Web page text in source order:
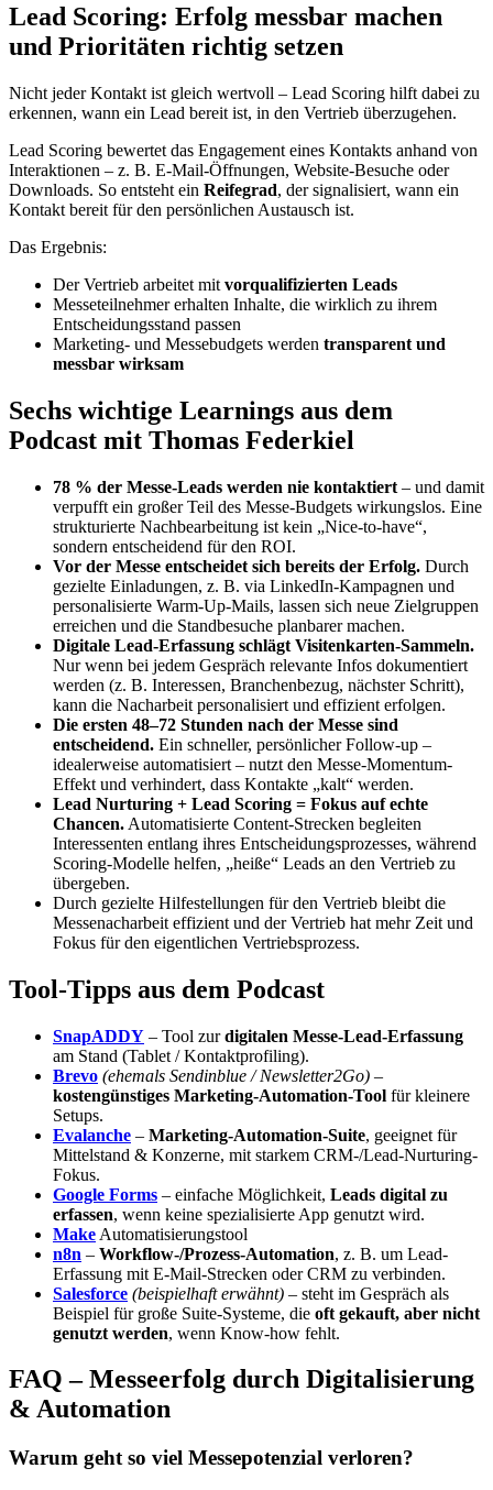
Lead Scoring: Erfolg messbar machen
und Prioritäten richtig setzen
Nicht jeder Kontakt ist gleich wertvoll – Lead Scoring hilft dabei zu
erkennen, wann ein Lead bereit ist, in den Vertrieb überzugehen.
Lead Scoring bewertet das Engagement eines Kontakts anhand von
Interaktionen – z. B. E-Mail-Öffnungen, Website-Besuche oder
Downloads. So entsteht ein Reifegrad, der signalisiert, wann ein
Kontakt bereit für den persönlichen Austausch ist.
Das Ergebnis:
Der Vertrieb arbeitet mit vorqualifizierten Leads
Messeteilnehmer erhalten Inhalte, die wirklich zu ihrem
Entscheidungsstand passen
Marketing- und Messebudgets werden transparent und
messbar wirksam
Sechs wichtige Learnings aus dem
Podcast mit Thomas Federkiel
78 % der Messe-Leads werden nie kontaktiert – und damit
verpufft ein großer Teil des Messe-Budgets wirkungslos. Eine
strukturierte Nachbearbeitung ist kein „Nice-to-have“,
sondern entscheidend für den ROI.
Vor der Messe entscheidet sich bereits der Erfolg. Durch
gezielte Einladungen, z. B. via LinkedIn-Kampagnen und
personalisierte Warm-Up-Mails, lassen sich neue Zielgruppen
erreichen und die Standbesuche planbarer machen.
Digitale Lead-Erfassung schlägt Visitenkarten-Sammeln.
Nur wenn bei jedem Gespräch relevante Infos dokumentiert
werden (z. B. Interessen, Branchenbezug, nächster Schritt),
kann die Nacharbeit personalisiert und effizient erfolgen.
Die ersten 48–72 Stunden nach der Messe sind
entscheidend. Ein schneller, persönlicher Follow-up –
idealerweise automatisiert – nutzt den Messe-Momentum-
Effekt und verhindert, dass Kontakte „kalt“ werden.
Lead Nurturing + Lead Scoring = Fokus auf echte
Chancen. Automatisierte Content-Strecken begleiten
Interessenten entlang ihres Entscheidungsprozesses, während
Scoring-Modelle helfen, „heiße“ Leads an den Vertrieb zu
übergeben.
Durch gezielte Hilfestellungen für den Vertrieb bleibt die
Messenacharbeit effizient und der Vertrieb hat mehr Zeit und
Fokus für den eigentlichen Vertriebsprozess.
Tool-Tipps aus dem Podcast
SnapADDY – Tool zurdigitalen Messe-Lead-Erfassung
am Stand (Tablet / Kontaktprofiling).
Brevo (ehemals Sendinblue / Newsletter2Go) –
kostengünstiges Marketing-Automation-Tool für kleinere
Setups.
Evalanche – Marketing-Automation-Suite, geeignet für
Mittelstand & Konzerne, mit starkem CRM-/Lead-Nurturing-
Fokus.
Google Forms – einfache Möglichkeit, Leads digital zu
erfassen, wenn keine spezialisierte App genutzt wird.
Make Automatisierungstool
n8n – Workflow-/Prozess-Automation, z. B. um Lead-
Erfassung mit E-Mail-Strecken oder CRM zu verbinden.
Salesforce (beispielhaft erwähnt) – steht im Gespräch als
Beispiel für große Suite-Systeme, die oft gekauft, aber nicht
genutzt werden, wenn Know-how fehlt.
FAQ – Messeerfolg durch Digitalisierung
& Automation
Warum geht so viel Messepotenzial verloren?